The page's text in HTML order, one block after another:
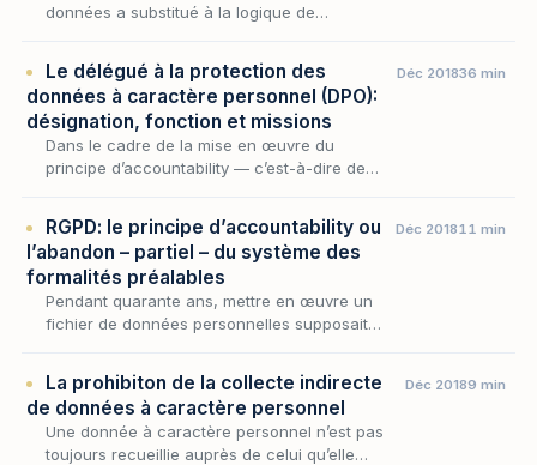
données a substitué à la logique de
logique de r…
Le délégué à la protection des
données à caractère personnel (DPO):
désignation, fonction et missions
Dans le cadre de la mise en œuvre du
principe d’accountability — c’est-à-dire de
encore d’ê…
Déc 201836 min
RGPD: le principe d’accountability ou
l’abandon – partiel – du système des
formalités préalables
Pendant quarante ans, mettre en œuvre un
fichier de données personnelles supposait
autorisati…
Déc 201811 min
La prohibiton de la collecte indirecte
de données à caractère personnel
Une donnée à caractère personnel n’est pas
toujours recueillie auprès de celui qu’elle
Déc 20189 min